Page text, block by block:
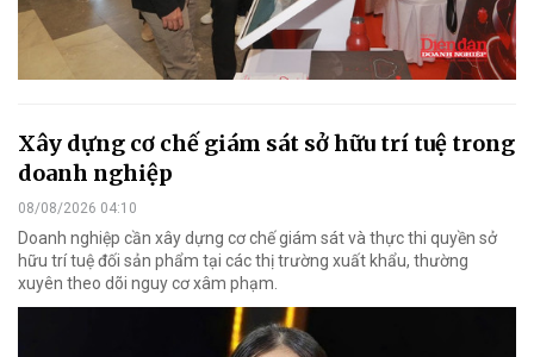
Xây dựng cơ chế giám sát sở hữu trí tuệ trong
doanh nghiệp
08/08/2026 04:10
Doanh nghiệp cần xây dựng cơ chế giám sát và thực thi quyền sở
hữu trí tuệ đối sản phẩm tại các thị trường xuất khẩu, thường
xuyên theo dõi nguy cơ xâm phạm.